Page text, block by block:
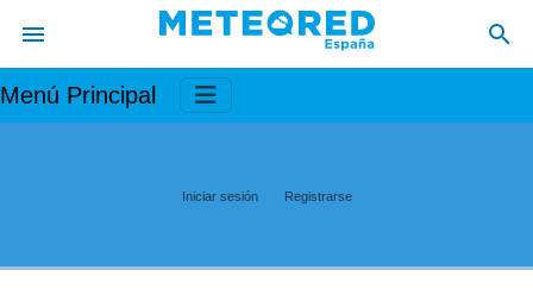
Menú Principal
Iniciar sesión Registrarse